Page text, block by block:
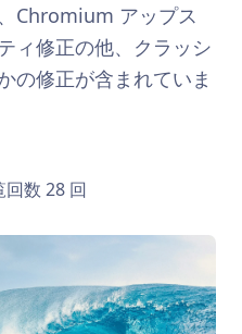
Chromium アップス
ィ修正の他、クラッシ
の修正が含まれていま
回数 28 回